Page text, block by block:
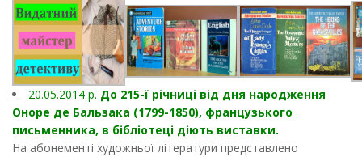
20.05.2014 р. До 215-ї річниці від дня народження
Оноре де Бальзака (1799-1850), французького
письменника, в бібліотеці діють виставки.
На абонементі художньої літератури представлено